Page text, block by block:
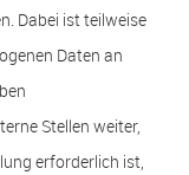
Dabei ist teilweise
Daten an
Stellen weiter,
erforderlich ist,